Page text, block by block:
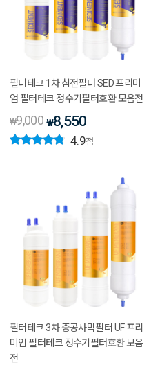
필터테크 1차 침전필터 SED 프리미
엄 필터테크 정수기필터호환 모음전
₩9,000 ₩8,550
4.9점
필터테크 3차 중공사막필터 UF 프리
미엄 필터테크 정수기필터호환 모음
전